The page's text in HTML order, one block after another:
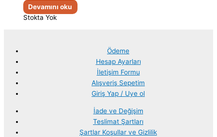
Devamını oku
Stokta Yok
Ödeme
Hesap Ayarları
İletişim Formu
Alışveriş Sepetim
Giriş Yap / Uye ol
İade ve Değişim
Teslimat Şartları
Şartlar Koşullar ve Gizlilik